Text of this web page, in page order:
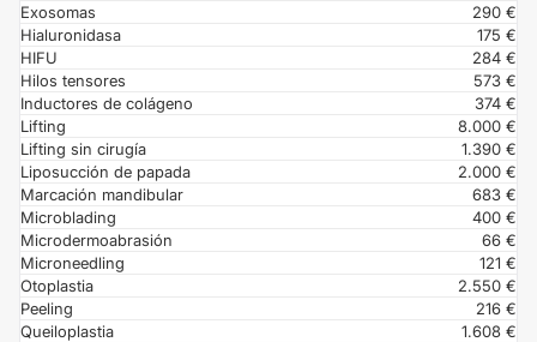
Exosomas
290 €
Hialuronidasa
175 €
HIFU
284 €
Hilos tensores
573 €
Inductores de colágeno
374 €
Lifting
8.000 €
Lifting sin cirugía
1.390 €
Liposucción de papada
2.000 €
Marcación mandibular
683 €
Microblading
400 €
Microdermoabrasión
66 €
Microneedling
121 €
Otoplastia
2.550 €
Peeling
216 €
Queiloplastia
1.608 €